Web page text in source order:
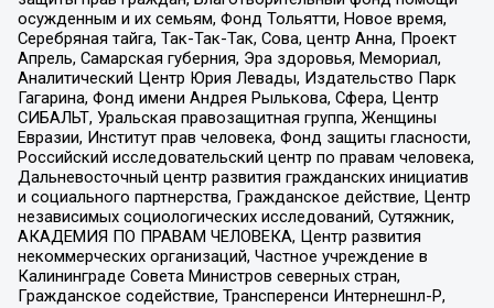
осужденным и их семьям, Фонд Тольятти, Новое время,
Серебряная тайга, Так-Так-Так, Сова, центр Анна, Проект
Апрель, Самарская губерния, Эра здоровья, Мемориал,
Аналитический Центр Юрия Левады, Издательство Парк
Гагарина, Фонд имени Андрея Рылькова, Сфера, Центр
СИБАЛЬТ, Уральская правозащитная группа, Женщины
Евразии, Институт прав человека, Фонд защиты гласности,
Российский исследовательский центр по правам человека,
Дальневосточный центр развития гражданских инициатив
и социального партнерства, Гражданское действие, Центр
независимых социологических исследований, Сутяжник,
АКАДЕМИЯ ПО ПРАВАМ ЧЕЛОВЕКА, Центр развития
некоммерческих организаций, Частное учреждение в
Калининграде Совета Министров северных стран,
Гражданское содействие, Трансперенси Интернешнл-Р,